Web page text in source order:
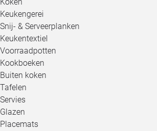
Keukengerei
Snij- & Serveerplanken
Keukentextiel
Voorraadpotten
Kookboeken
Buiten koken
Tafelen
Servies
Glazen
Placemats